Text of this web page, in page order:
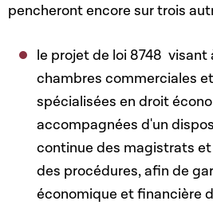
pencheront encore sur trois
le projet de loi 8748 visant
chambres commerciales
spécialisées en droit
accompagnées d'un
continue des magistrats
des procédures, afin de
économique et financière